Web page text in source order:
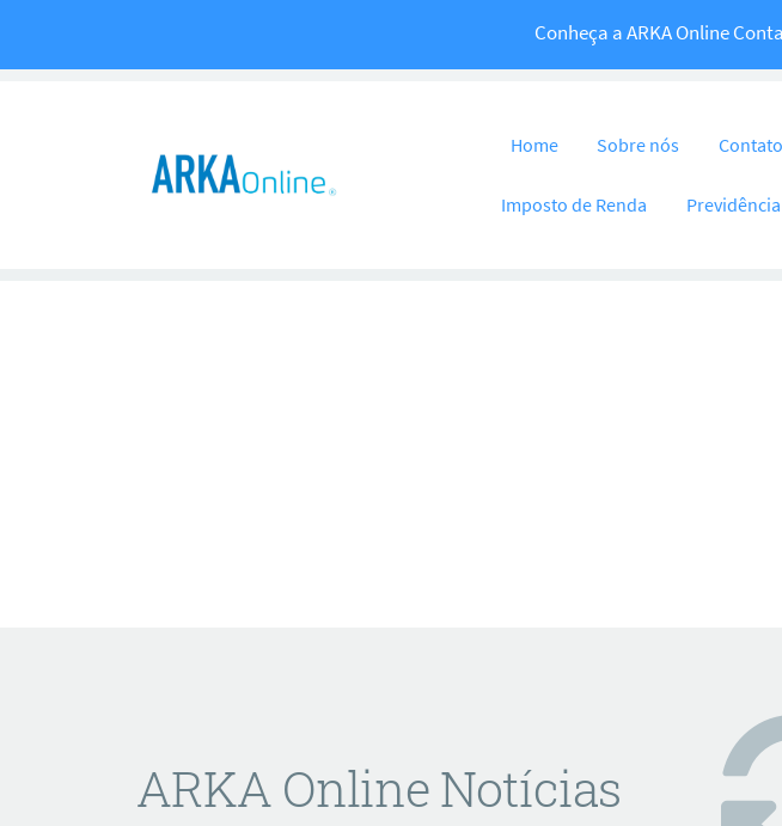
Temos um recado importante
Conheça a ARKA Online
Home Sobre nós Contato
Imposto de Renda
ARKA Online Notícias